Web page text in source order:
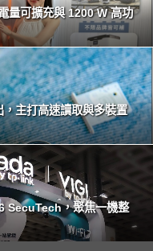
量可擴充與 1200 W 高功
主打高速讀取與多裝置
SecuTech，聚焦一機整